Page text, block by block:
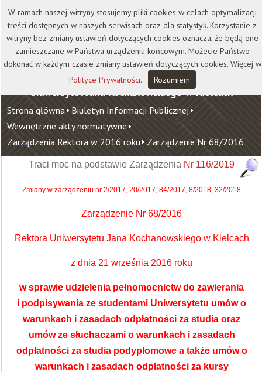
Kontakt Biblioteka
Wydawnictwo
Wirtualna Uczelnia
Uniwersytet Jana Kochanowskiego w Kielcach
Strona główna Biuletyn Informacji Publicznej
Wewnętrzne akty normatywne
Zarządzenia Rektora w 2016 roku Zarządzenie Nr 68/2016
Traci moc na podstawie Zarządzenia Nr 116/2019
Zmiany w zarządzeniu nr 2/2017, 20/2017, 84/2017, 8/2018, 32/2018
Zarządzenie Nr 68/2016
Rektora Uniwersytetu Jana Kochanowskiego w Kielcach
z dnia 21 września 2016 roku
w sprawie udzielenia pełnomocnictw do zawierania
i podpisywania ze studentami Uniwersytetu umów o
warunkach i zasadach odpłatności za studia oraz
umów ze słuchaczami o warunkach i zasadach
odpłatności za studia podyplomowe a także umów o
warunkach i zasadach odpłatności za kursy
W ramach naszej witryny stosujemy pliki cookies w celach optymalizacji
treści dostępnych w naszych serwisach oraz dla statystyk. Korzystanie z
witryny bez zmiany ustawień dotyczących cookies oznacza, że będą one
zamieszczane w Państwa urządzeniu końcowym. Możecie Państwo
dokonać w każdym czasie zmiany ustawień dotyczących cookies. Więcej w
Polityce Prywatności. Rozumiem